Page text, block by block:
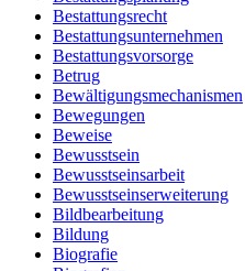
Bestattungsrecht
Bestattungsunternehmen
Bestattungsvorsorge
Betrug
Bewältigungsmechanismen
Bewegungen
Beweise
Bewusstsein
Bewusstseinsarbeit
Bewusstseinserweiterung
Bildbearbeitung
Bildung
Biografie